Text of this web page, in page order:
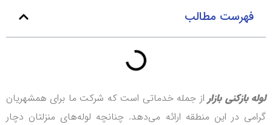
فهرست مطالب
لوله بازکنی بازار از جمله خدماتی است که شرکت ما برای همشهریان
گرامی‌ در این منطقه ارائه می‌دهد. چنانچه لوله‌های منزلتان دچار